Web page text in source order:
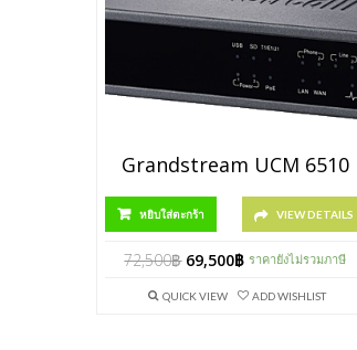
Grandstream UCM 6510
หยิบใส่ตะกร้า VIEW DETAILS
72,500฿ 69,500฿ ราคายังไม่รวมภาษี
QUICK VIEW ADD WISHLIST